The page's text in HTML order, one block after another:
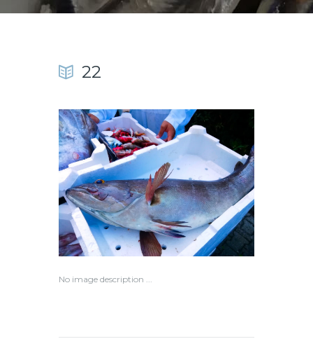
22
No image description ...